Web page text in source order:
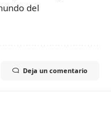
del
Deja un comentario